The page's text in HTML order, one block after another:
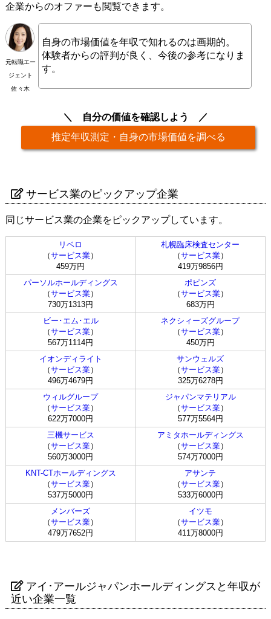
企業からのオファーも閲覧できます。
元転職エー
ジェント
佐々木
自身の市場価値を年収で知れるのは画期的。
体験者からの評判が良く、今後の参考になりま
す。
自分の価値を確認しよう
推定年収測定・自身の市場価値を調べる
サービス業のピックアップ企業
同じサービス業の企業をピックアップしています。
リベロ
（サービス業）
459万円
札幌臨床検査センター
（サービス業）
419万9856円
パーソルホールディングス
（サービス業）
730万1313円
ポピンズ
（サービス業）
683万円
ビー･エム･エル
（サービス業）
567万1114円
ネクシィーズグループ
（サービス業）
450万円
イオンディライト
（サービス業）
496万4679円
サンウェルズ
（サービス業）
325万6278円
ウィルグループ
（サービス業）
622万7000円
ジャパンマテリアル
（サービス業）
577万5564円
三機サービス
（サービス業）
560万3000円
アミタホールディングス
（サービス業）
574万7000円
KNT-CTホールディングス
（サービス業）
537万5000円
アサンテ
（サービス業）
533万6000円
メンバーズ
（サービス業）
479万7652円
イツモ
（サービス業）
411万8000円
アイ･アールジャパンホールディングスと年収が
近い企業一覧